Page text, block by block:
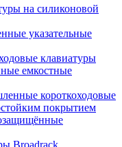
на силиконовой
указательные
клавиатуры
емкостные
короткоходовые
покрытием
Broadrack